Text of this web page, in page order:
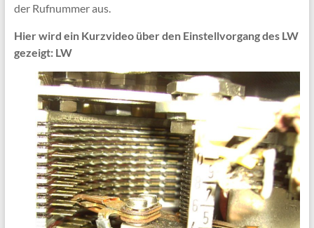
der Rufnummer aus.
Hier wird ein Kurzvideo über den Einstellvorgang des LW
gezeigt: LW